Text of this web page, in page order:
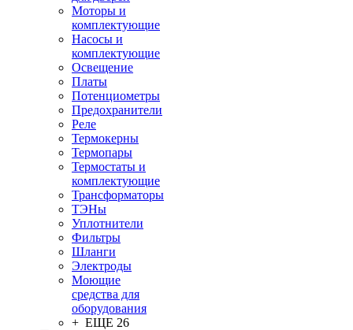
Моторы и
комплектующие
Насосы и
комплектующие
Освещение
Платы
Потенциометры
Предохранители
Реле
Термокерны
Термопары
Термостаты и
комплектующие
Трансформаторы
ТЭНы
Уплотнители
Фильтры
Шланги
Электроды
Моющие
средства для
оборудования
+ ЕЩЕ 26